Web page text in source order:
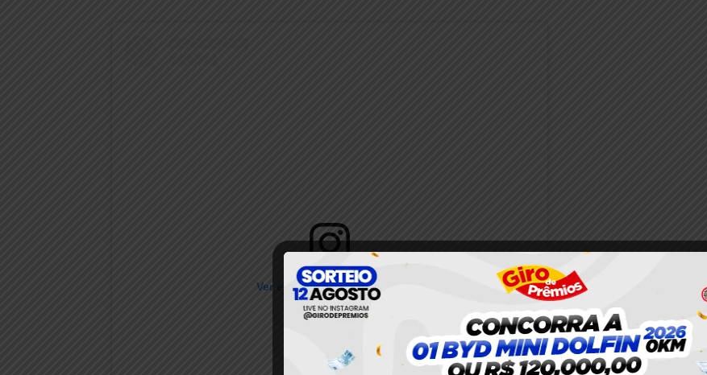
Ver essa foto no Instagram